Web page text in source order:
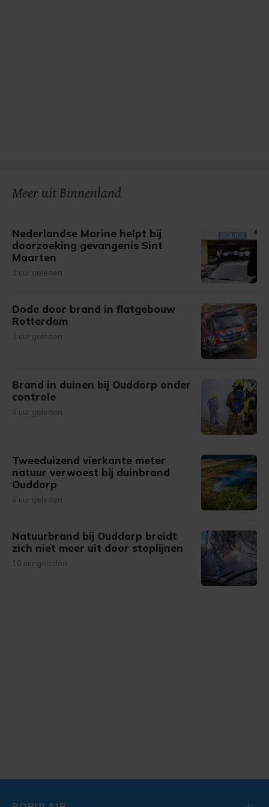
Meer uit Binnenland
Nederlandse Marine helpt bij
doorzoeking gevangenis Sint
Maarten
3 uur geleden
Dode door brand in flatgebouw
Rotterdam
3 uur geleden
Brand in duinen bij Ouddorp onder
controle
6 uur geleden
Tweeduizend vierkante meter
natuur verwoest bij duinbrand
Ouddorp
6 uur geleden
Natuurbrand bij Ouddorp breidt
zich niet meer uit door stoplijnen
10 uur geleden